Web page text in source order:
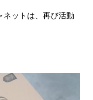
ネットは、再び活動